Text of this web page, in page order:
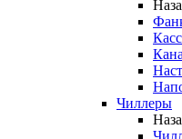
Чиллеры